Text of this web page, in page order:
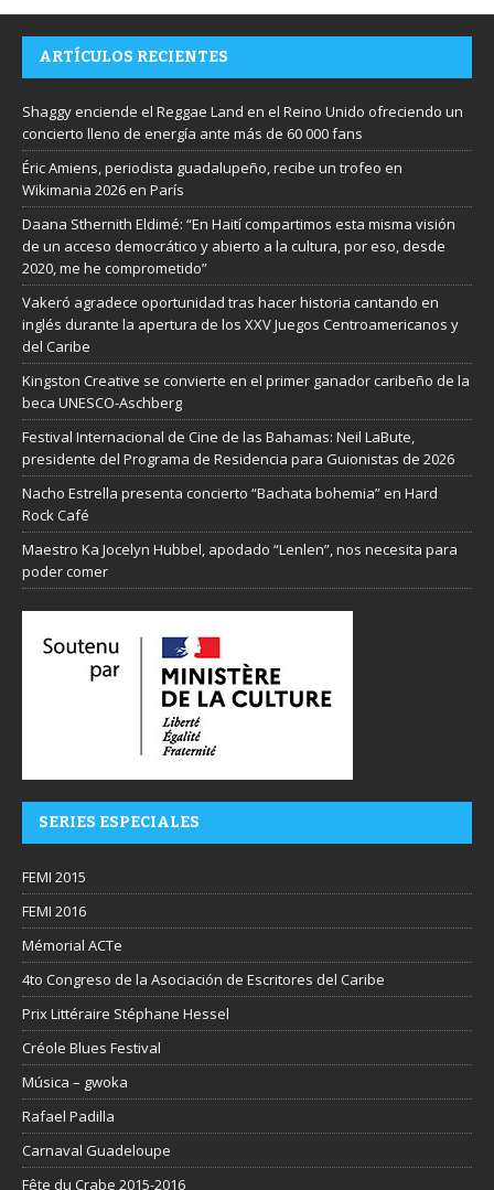
ARTÍCULOS RECIENTES
Shaggy enciende el Reggae Land en el Reino Unido ofreciendo un
concierto lleno de energía ante más de 60 000 fans
Éric Amiens, periodista guadalupeño, recibe un trofeo en
Wikimania 2026 en París
Daana Sthernith Eldimé: “En Haití compartimos esta misma visión
de un acceso democrático y abierto a la cultura, por eso, desde
2020, me he comprometido”
Vakeró agradece oportunidad tras hacer historia cantando en
inglés durante la apertura de los XXV Juegos Centroamericanos y
del Caribe
Kingston Creative se convierte en el primer ganador caribeño de la
beca UNESCO-Aschberg
Festival Internacional de Cine de las Bahamas: Neil LaBute,
presidente del Programa de Residencia para Guionistas de 2026
Nacho Estrella presenta concierto “Bachata bohemia” en Hard
Rock Café
Maestro Ka Jocelyn Hubbel, apodado “Lenlen”, nos necesita para
poder comer
SERIES ESPECIALES
FEMI 2015
FEMI 2016
Mémorial ACTe
4to Congreso de la Asociación de Escritores del Caribe
Prix Littéraire Stéphane Hessel
Créole Blues Festival
Música – gwoka
Rafael Padilla
Carnaval Guadeloupe
Fête du Crabe 2015-2016